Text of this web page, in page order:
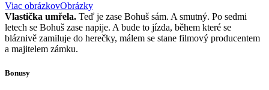
Viac obrázkovObrázky
Vlastička umřela. Teď je zase Bohuš sám. A smutný. Po sedmi
letech se Bohuš zase napije. A bude to jízda, během které se
bláznivě zamiluje do herečky, málem se stane filmový producentem
a majitelem zámku.
Bonusy